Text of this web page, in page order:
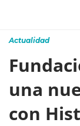
Actualidad
una
con